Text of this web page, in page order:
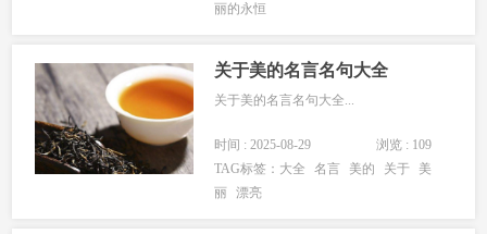
假如生命中有一个刻骨铭心爱你的女
夫复何求？如果...
丽的永恒
关于美的名言名句大全
关于美的名言名句大全...
时间 : 2025-08-29
浏览 : 109
TAG标签： 大全 名言 美的 关于
美
丽 漂亮